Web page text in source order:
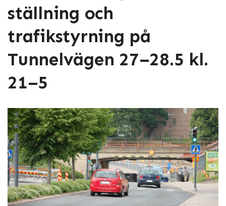
ställning och
trafikstyrning på
Tunnelvägen 27–28.5 kl.
21–5